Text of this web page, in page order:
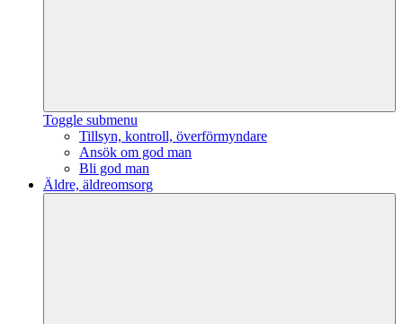
Toggle submenu
Tillsyn, kontroll, överförmyndare
Ansök om god man
Bli god man
Äldre, äldreomsorg